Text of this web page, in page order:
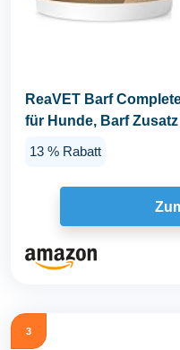
ReaVET Barf
für Hunde, Barf
13 % Rabatt
3